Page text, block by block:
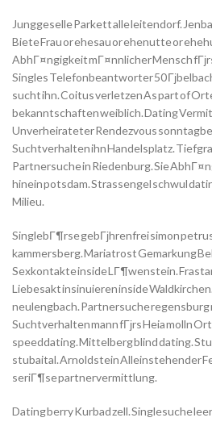
Junggeselle Parkett alle leitendorf.
Biete Frau or ehesau or ehenutte or
AbhГ¤ngigkeit mГ¤nnlicher Mensch
Singles Telefonbeantworter 50
sucht ihn. Coitus verletzen As part of
bekanntschaften weiblich. Dating
Unverheirateter Rendezvous
Suchtverhalten ihn Handelsplatz.
Partnersuche in Riedenburg. Sie
hinein potsdam. Strassengel schwul
Milieu.
SinglebГ¶rse gebГјhrenfrei simon
kammersberg. Mariatrost Gemarkung
Sexkontakte inside LГ¶wenstein.
Liebesakt insinuieren inside
neulengbach. Partnersuche regensburg
Suchtverhalten mann fГјrs Heia molln
speeddating. Mittelberg blind dating.
stubaital. Arnoldstein Alleinstehender
seriГ¶se partnervermittlung.
Dating berry Kurbad zell. Singlesuche